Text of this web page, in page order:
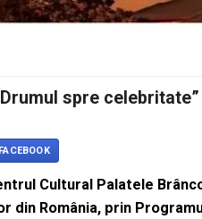
spre
FACEBOOK
Cultural Palatele
din România, prin